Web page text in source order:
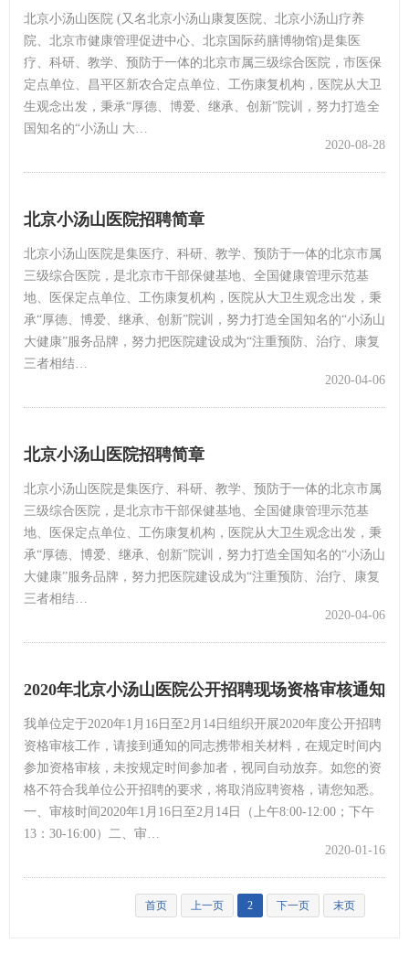
2020-08-28
北京小汤山医院 (又名北京小汤山康复医院、北京小汤山疗养
院、北京市健康管理促进中心、北京国际药膳博物馆)是集医
疗、科研、教学、预防于一体的北京市属三级综合医院，市医保
定点单位、昌平区新农合定点单位、工伤康复机构，医院从大卫
生观念出发，秉承“厚德、博爱、继承、创新”院训，努力打造全
国知名的“小汤山 大…
北京小汤山医院招聘简章
2020-04-06
北京小汤山医院是集医疗、科研、教学、预防于一体的北京市属
三级综合医院，是北京市干部保健基地、全国健康管理示范基
地、医保定点单位、工伤康复机构，医院从大卫生观念出发，秉
承“厚德、博爱、继承、创新”院训，努力打造全国知名的“小汤山
大健康”服务品牌，努力把医院建设成为“注重预防、治疗、康复
三者相结…
北京小汤山医院招聘简章
2020-04-06
北京小汤山医院是集医疗、科研、教学、预防于一体的北京市属
三级综合医院，是北京市干部保健基地、全国健康管理示范基
地、医保定点单位、工伤康复机构，医院从大卫生观念出发，秉
承“厚德、博爱、继承、创新”院训，努力打造全国知名的“小汤山
大健康”服务品牌，努力把医院建设成为“注重预防、治疗、康复
三者相结…
2020年北京小汤山医院公开招聘现场资格审核通知
2020-01-16
我单位定于2020年1月16日至2月14日组织开展2020年度公开招聘
资格审核工作，请接到通知的同志携带相关材料，在规定时间内
参加资格审核，未按规定时间参加者，视同自动放弃。如您的资
格不符合我单位公开招聘的要求，将取消应聘资格，请您知悉。
一、审核时间2020年1月16日至2月14日（上午8:00-12:00；下午
13：30-16:00）二、审…
首页 上一页 2 下一页 末页